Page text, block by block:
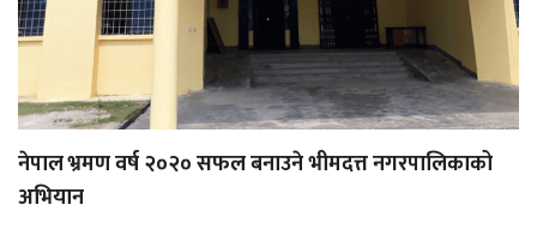
नेपाल भ्रमण वर्ष २०२० सफल बनाउने भीमदत्त नगरपालिकाको
अभियान